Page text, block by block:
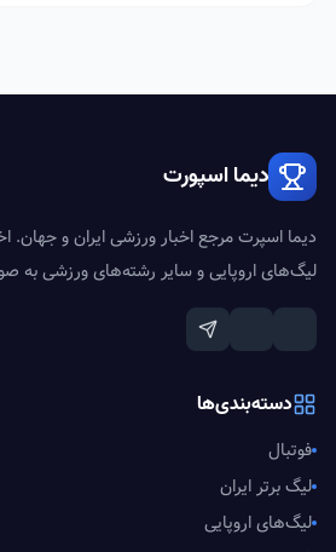
دیما اسپورت
دیما اسپرت مرجع اخبار ورزشی ایران و جهان.
لیگ‌های اروپایی و سایر رشته‌های ورزشی به
دسته‌بندی‌ها
فوتبال
لیگ برتر ایران
لیگ‌های اروپایی